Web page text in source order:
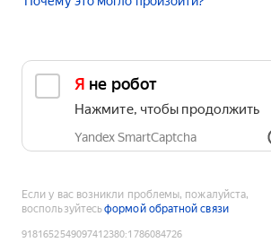
Я не робот
Нажмите, чтобы продолжить
Yandex SmartCaptcha
Если у вас возникли проблемы, пожалуйста,
воспользуйтесьформой обратной связи
9181652549097412380:1786084726